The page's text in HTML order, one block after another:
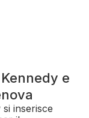
e
inserisce